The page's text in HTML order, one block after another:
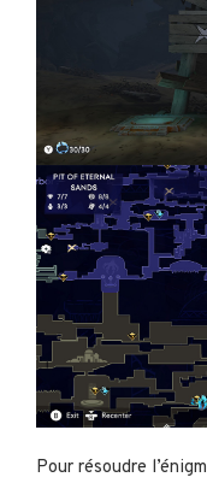
Pour résoudre